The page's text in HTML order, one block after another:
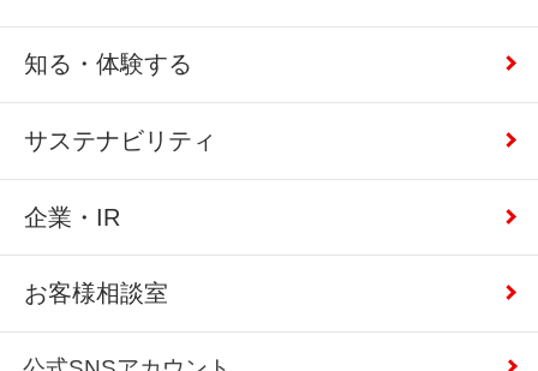
知る・体験する
サステナビリティ
企業・IR
お客様相談室